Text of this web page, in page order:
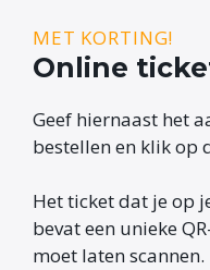
MET KORTING!
Online
Geef hiernaast het
bestellen en klik op
Het ticket dat je op
bevat een unieke
moet laten scannen.